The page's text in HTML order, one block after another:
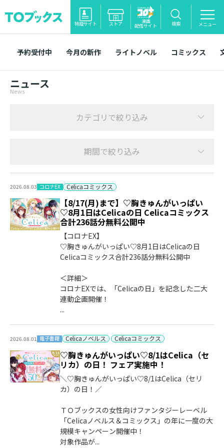
特設サイト ストア 漫画
配信サイト 検索 メニュー
予約受付中 今月の新作 ライトノベル コミックス
ニュース
News
カテゴリで絞り込み
期間で絞り込み
2026.08.03 コロナEX Celicaコミックス
【8/17(月)まで】♡胸きゅんがいっぱい
♡8月1日はCelicaの日 Celicaコミックス
合計236話分無料公開中
【コロナEX】
♡胸きゅんがいっぱい♡8月1日はCelicaの日
Celicaコミックス合計236話分無料公開中
＜詳細＞
コロナEXでは、「Celicaの日」を記念した二大
連動企画開催！
...
2026.08.01 電子書籍 Celicaノベルス Celicaコミックス
♡胸きゅんがいっぱい♡8/1はCelica（セ
リカ）の日！ フェア実施中！
＼♡胸きゅんがいっぱい♡8/1はCelica（セリ
カ）の日！／
ＴＯブックスの女性向けファンタジーレーベル
「Celicaノベルス＆コミックス」の年に一度の大
規模キャンペーン開催中！
対象作品が...